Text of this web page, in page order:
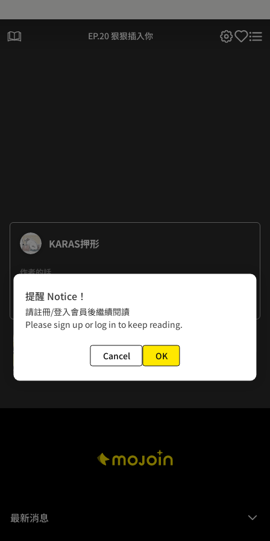
EP.20 狠狠插入你
KARAS押形
作者的話
因為最近AI的話題很泛濫讓我不禁思考到，科技的鐘點始終是
回歸於人性呢，就算科技再怎麼進步工具再怎麼厲害最終都還
是會讓我們注重到靈魂是最重要的事情！
看更多
EP.21 阿卡特會喜歡嗎
最新消息
提醒 Notice！
請註冊/登入會員後繼續閱讀
Please sign up or log in to keep reading.
Cancel OK